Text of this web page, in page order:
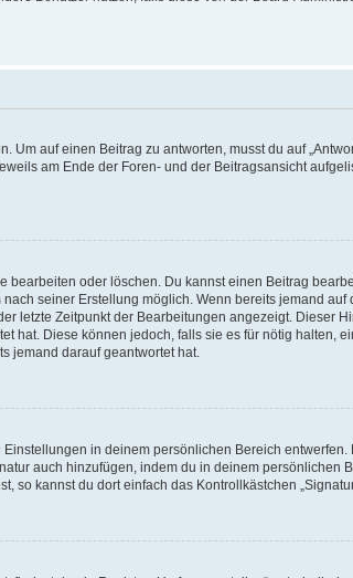
Um auf einen Beitrag zu antworten, musst du auf
am Ende der Foren- und der Beitragsansicht
oder löschen. Du kannst einen Beitrag
seiner Erstellung möglich. Wenn bereits jemand
letzte Zeitpunkt der Bearbeitungen angezeigt. Dieser
hat. Diese können jedoch, falls sie es für nötig halten,
jemand darauf geantwortet hat.
in deinem persönlichen Bereich
auch hinzufügen, indem du in deinem persönlichen
kannst du dort einfach das Kontrollkästchen